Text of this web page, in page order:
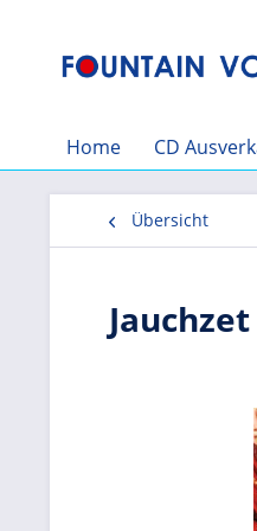
Home CD
Übersicht